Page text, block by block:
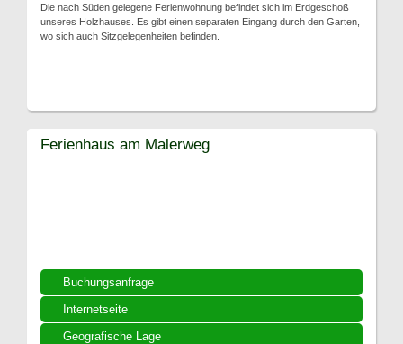
Die nach Süden gelegene Ferienwohnung befindet sich im Erdgeschoß
unseres Holzhauses. Es gibt einen separaten Eingang durch den Garten,
wo sich auch Sitzgelegenheiten befinden.
Buchungsanfrage
Internetseite
Geografische Lage
Ferienhaus am Malerweg